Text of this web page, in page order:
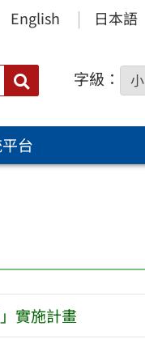
English 日本語
搜
尋：
字級： 小
台
實施計畫